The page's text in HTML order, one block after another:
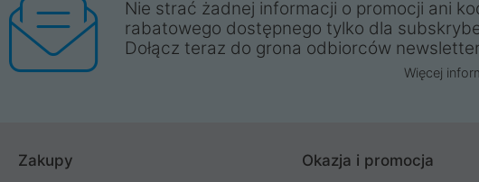
Nie strać żadnej informacji o promocji ani
rabatowego dostępnego tylko dla
Dołącz teraz do grona odbiorców
Więcej
Zakupy Okazja i promocja